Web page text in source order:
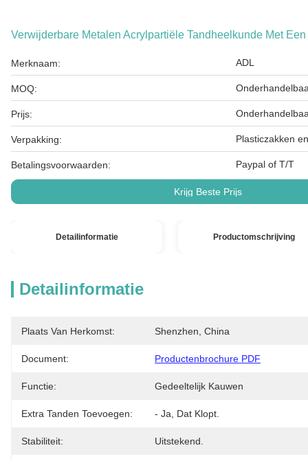
Verwijderbare Metalen Acrylpartiële Tandheelkunde Met
Merknaam: ADL
MOQ:
Prijs:
Verpakking: Plasticzakken
Betalingsvoorwaarden: Paypal of T/T
Krijg Beste Prijs
Detailinformatie Productomschrijving
Detailinformatie
Plaats Van Herkomst: Shenzhen, China
Document: Productenbrochure PDF
Functie: Gedeeltelijk Kauwen
Extra Tanden Toevoegen: - Ja, Dat Klopt.
Stabiliteit: Uitstekend.